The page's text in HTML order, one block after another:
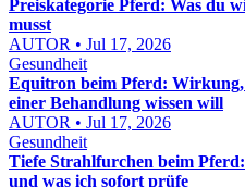
Preiskategorie Pferd: Was du
musst
AUTOR • Jul 17, 2026
Gesundheit
Equitron beim Pferd:
einer Behandlung wissen will
AUTOR • Jul 17, 2026
Gesundheit
Tiefe Strahlfurchen beim
und was ich sofort prüfe